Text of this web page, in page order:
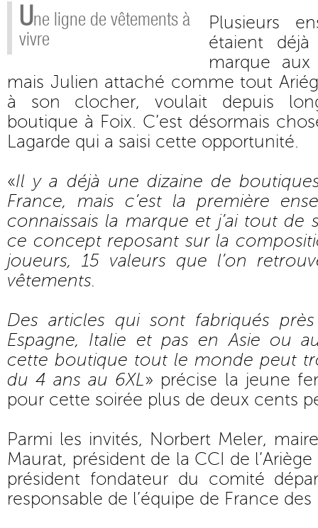
Une ligne de vêtements à
vivre
Plusieurs
étaient
marque
mais Julien attaché comme tout
à son clocher, voulait depuis
boutique à Foix. C’est désormais
Lagarde qui a saisi cette opportunité.
«Il y a déjà une dizaine de
France, mais c’est la première
connaissais la marque et j’ai tout de
ce concept reposant sur la
joueurs, 15 valeurs que l’on
vêtements.
Des articles qui sont fabriqués
Espagne, Italie et pas en Asie ou
cette boutique tout le monde peut
du 4 ans au 6XL» précise la jeune
pour cette soirée plus de deux cents
Parmi les invités, Norbert Meler,
Maurat, président de la CCI de
président fondateur du comité
responsable de l’équipe de France